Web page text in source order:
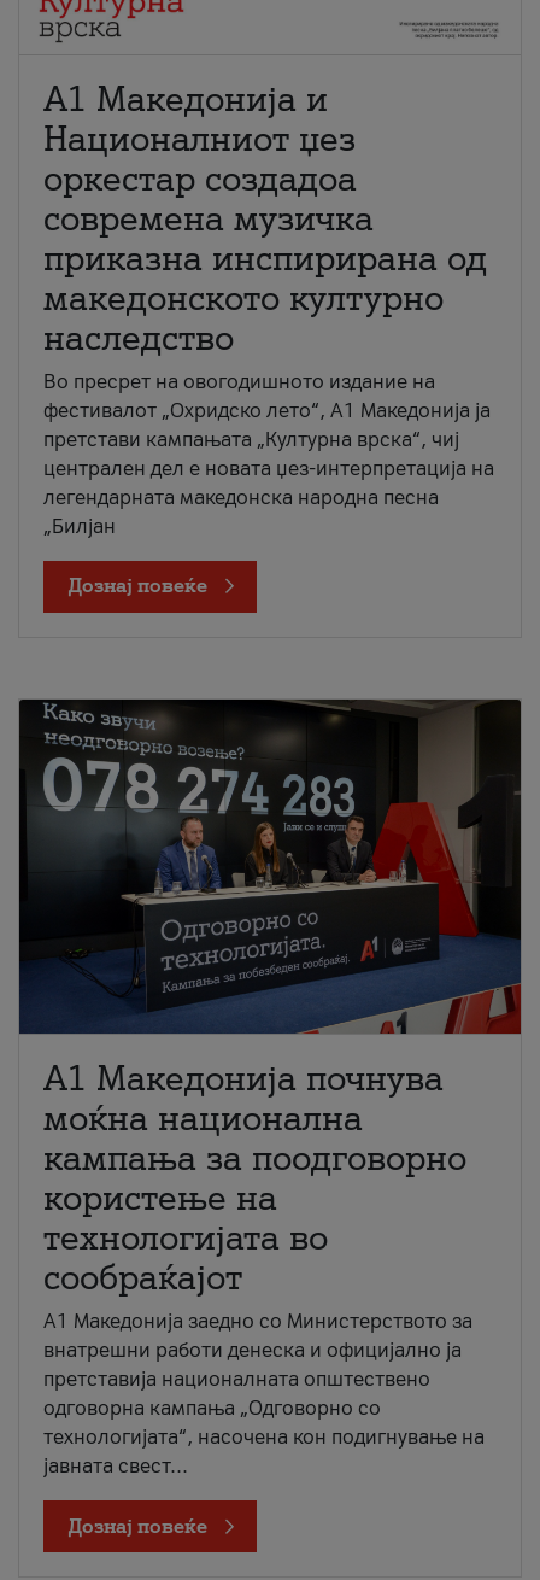
А1 Македонија и
Националниот џез
оркестар создадоа
современа музичка
приказна инспирирана од
македонското културно
наследство
Во пресрет на овогодишното издание на
фестивалот „Охридско лето“, А1 Македонија ја
претстави кампањата „Културна врска“, чиј
централен дел е новата џез-интерпретација на
легендарната македонска народна песна
„Билјан
Дознај повеќе
A1 Македонија почнува
моќна национална
кампања за поодговорно
користење на
технологијата во
сообраќајот
A1 Македонија заедно со Министерството за
внатрешни работи денеска и официјално ја
претставија националната општествено
одговорна кампања „Одговорно со
технологијата“, насочена кон подигнување на
јавната свест...
Дознај повеќе